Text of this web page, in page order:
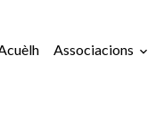
Associacions